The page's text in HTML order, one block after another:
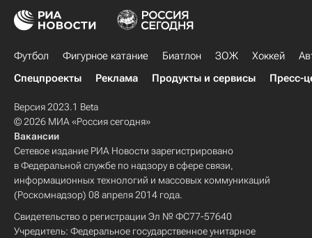
Футбол Фигурное катание Биатлон ЗОЖ Хоккей
Спецпроекты
Реклама Продукты и сервисы Пресс-
Версия 2023.1 Beta
© 2026 МИА «Россия сегодня»
Вакансии
Сетевое издание РИА Новости зарегистрировано
в Федеральной службе по надзору в сфере связи,
информационных технологий и массовых коммуникаций
(Роскомнадзор) 08 апреля 2014 года.
Свидетельство о регистрации Эл № ФС77-57640
Учредитель: Федеральное государственное унитарное